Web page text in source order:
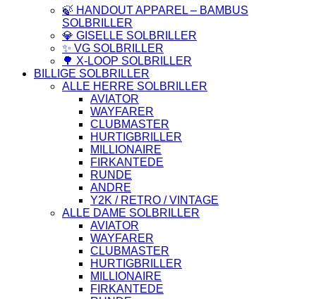
🍃 HANDOUT APPAREL – BAMBUS
SOLBRILLER
💎 GISELLE SOLBRILLER
✨ VG SOLBRILLER
🌳 X-LOOP SOLBRILLER
BILLIGE SOLBRILLER
ALLE HERRE SOLBRILLER
AVIATOR
WAYFARER
CLUBMASTER
HURTIGBRILLER
MILLIONAIRE
FIRKANTEDE
RUNDE
ANDRE
Y2K / RETRO / VINTAGE
ALLE DAME SOLBRILLER
AVIATOR
WAYFARER
CLUBMASTER
HURTIGBRILLER
MILLIONAIRE
FIRKANTEDE